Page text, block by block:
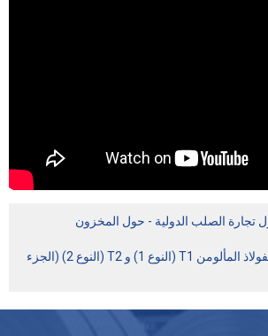
الفصل 20. الفرق بين الفولاذ المألومن T1 (النوع 1) و T2 (النوع 2) (الجزء